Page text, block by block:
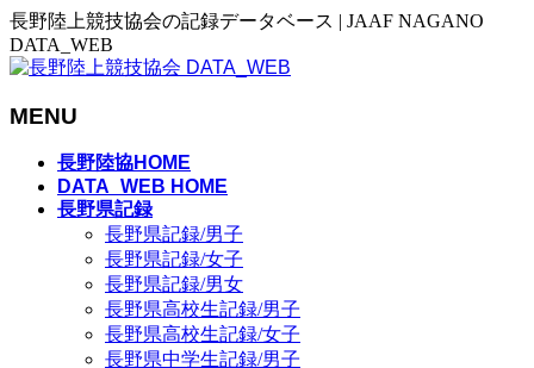
長野陸上競技協会の記録データベース | JAAF NAGANO
DATA_WEB
MENU
長野陸協HOME
DATA_WEB HOME
長野県記録
長野県記録/男子
長野県記録/女子
長野県記録/男女
長野県高校生記録/男子
長野県高校生記録/女子
長野県中学生記録/男子